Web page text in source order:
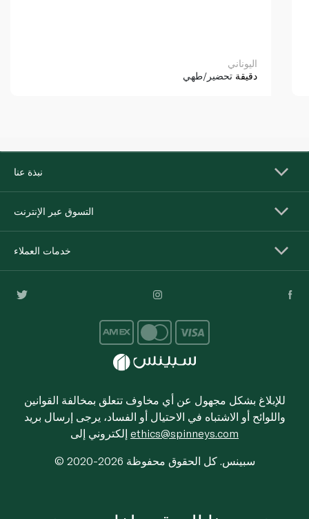
اليوناني
دقيقة تحضير/طهي
نبذة عنا
التسوق عبر الإنترنت
خدمات العملاء
للإبلاغ بشكل مجهول عن أي مخاوف تتعلق بمخالفة القوانين
واللوائح أو الاشتباه في الاحتيال أو الفساد، يرجى إرسال بريد
ethics@spinneys.com
© 2020-2026 سبينس. كل الحقوق محفوظة